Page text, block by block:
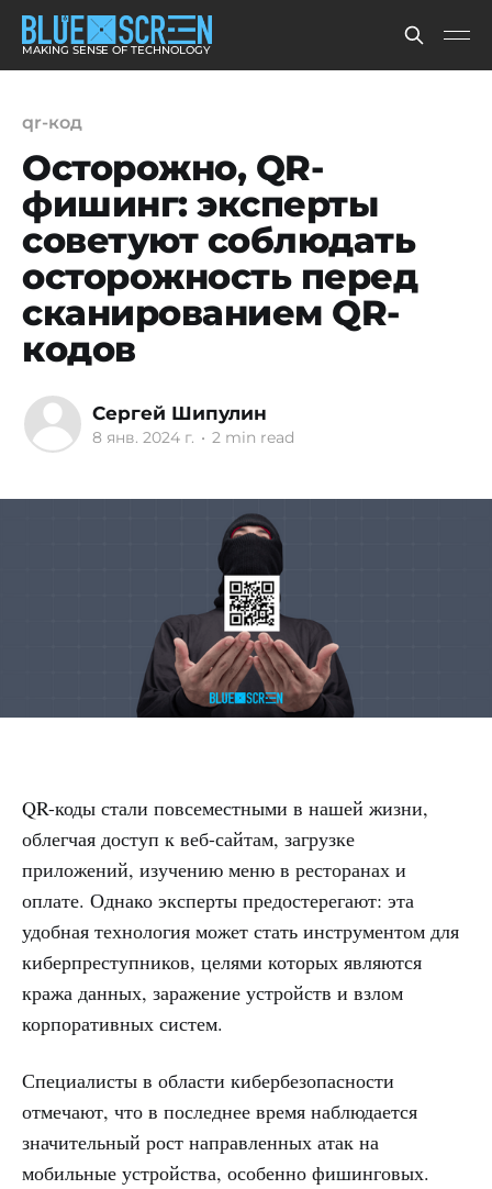
MAKING SENSE OF TECHNOLOGY
qr-код
Осторожно, QR-
фишинг: эксперты
советуют соблюдать
осторожность перед
сканированием QR-
кодов
Сергей Шипулин
8 янв. 2024 г. • 2 min read
QR-коды стали повсеместными в нашей жизни,
облегчая доступ к веб-сайтам, загрузке
приложений, изучению меню в ресторанах и
оплате. Однако эксперты предостерегают: эта
удобная технология может стать инструментом для
киберпреступников, целями которых являются
кража данных, заражение устройств и взлом
корпоративных систем.
Специалисты в области кибербезопасности
отмечают, что в последнее время наблюдается
значительный рост направленных атак на
мобильные устройства, особенно фишинговых.